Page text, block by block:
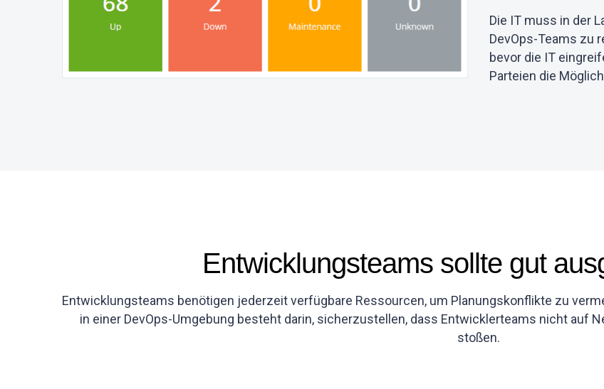
Die IT muss in der
DevOps-Teams zu
bevor die IT
Parteien die
Entwicklungsteams sollte gut
Entwicklungsteams benötigen jederzeit verfügbare Ressourcen, um Planungskonflikte zu
in einer DevOps-Umgebung besteht darin, sicherzustellen, dass Entwicklerteams nicht auf
stoßen.